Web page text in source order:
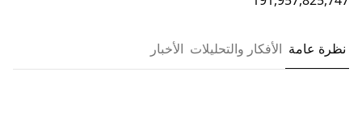
نظرة عامة الأفكار والتحليلات الأخبار